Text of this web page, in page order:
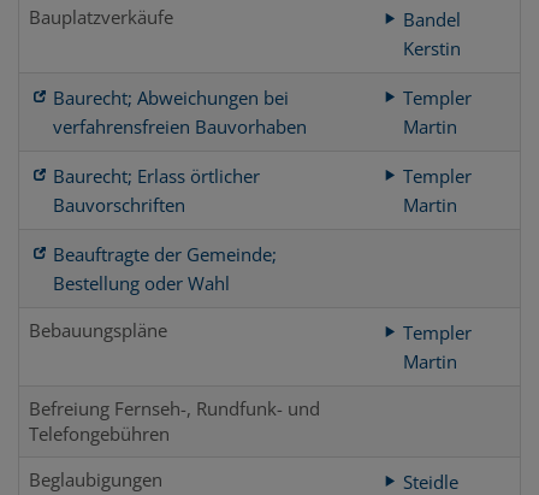
Bauplatzverkäufe
Bandel
Kerstin
Baurecht; Abweichungen bei
verfahrensfreien Bauvorhaben
Templer
Martin
Baurecht; Erlass örtlicher
Bauvorschriften
Templer
Martin
Beauftragte der Gemeinde;
Bestellung oder Wahl
Bebauungspläne
Templer
Martin
Befreiung Fernseh-, Rundfunk- und
Telefongebühren
Beglaubigungen
Steidle